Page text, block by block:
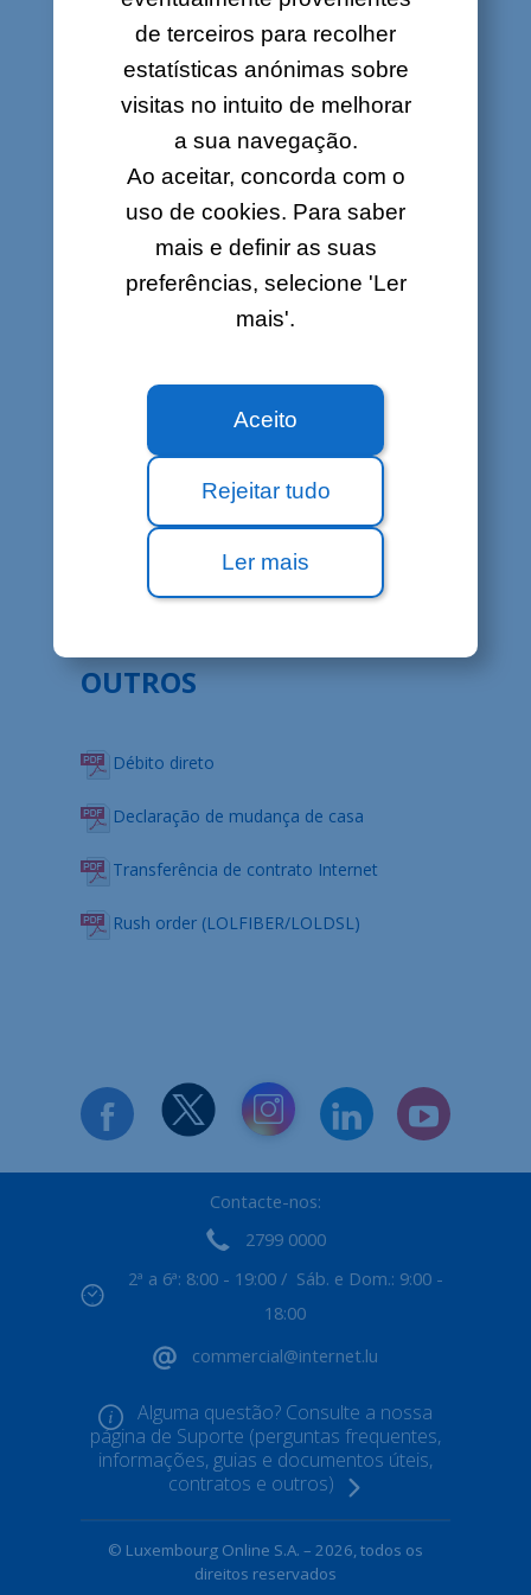
de terceiros para recolher
estatísticas anónimas sobre
visitas no intuito de melhorar
a sua navegação.
Ao aceitar, concorda com o
uso de cookies. Para saber
mais e definir as suas
preferências, selecione 'Ler
mais'.
Aceito
Rejeitar tudo
Ler mais
AVISO LEGAL
Condições gerais (nova versão desde
31/03/2023)
Condições particulares serviços de Internet
fibra ótica (nova versão desde 27/06/2019)
ADSL e VDSL (nova versão desde
27/06/2019)
Condições particulares Internet por cabo
(nova versão desde 27/06/2019)
Condições particulares móvel (nova versão
desde 15/06/2017)
Condições particulares LOLTV e LOLTV
Mobile (nova versão desde 15/09/2020)
Aviso legal
(nova versão desde 26/01/2016)
OUTROS
Débito direto
Declaração de mudança de casa
Transferência de contrato Internet
Rush order (LOLFIBER/LOLDSL)
Contacte-nos:
2799 0000
2ª a 6ª: 8:00 - 19:00 / Sáb. e Dom.: 9:00 -
18:00
commercial@internet.lu
Alguma questão? Consulte a nossa
página de Suporte (perguntas frequentes,
informações, guias e documentos úteis,
contratos e outros)
© Luxembourg Online S.A. – 2026, todos os
direitos reservados